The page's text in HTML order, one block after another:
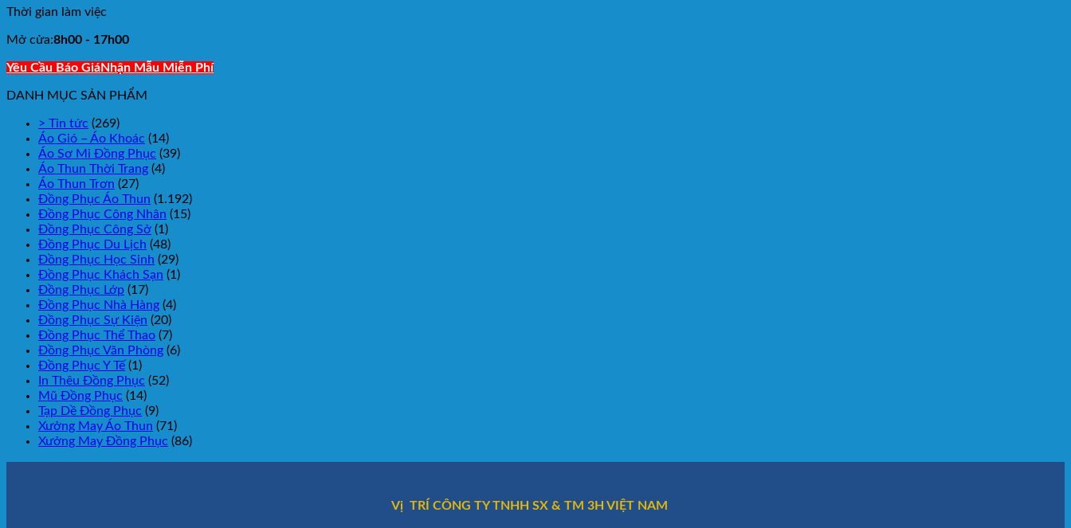
Thời gian làm việc
Mở cửa:8h00 - 17h00
Yêu Cầu Báo GiáNhận Mẫu Miễn Phí
DANH MỤC SẢN PHẨM
> Tin tức (269)
Áo Gió – Áo Khoác (14)
Áo Sơ Mi Đồng Phục (39)
Áo Thun Thời Trang (4)
Áo Thun Trơn (27)
Đồng Phục Áo Thun (1.192)
Đồng Phục Công Nhân (15)
Đồng Phục Công Sở (1)
Đồng Phục Du Lịch (48)
Đồng Phục Học Sinh (29)
Đồng Phục Khách Sạn (1)
Đồng Phục Lớp (17)
Đồng Phục Nhà Hàng (4)
Đồng Phục Sự Kiện (20)
Đồng Phục Thể Thao (7)
Đồng Phục Văn Phòng (6)
Đồng Phục Y Tế (1)
In Thêu Đồng Phục (52)
Mũ Đồng Phục (14)
Tạp Dề Đồng Phục (9)
Xưởng May Áo Thun (71)
Xưởng May Đồng Phục (86)
Vị TRÍ CÔNG TY TNHH SX & TM 3H VIỆT NAM